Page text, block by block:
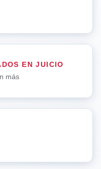
EN JUICIO
más